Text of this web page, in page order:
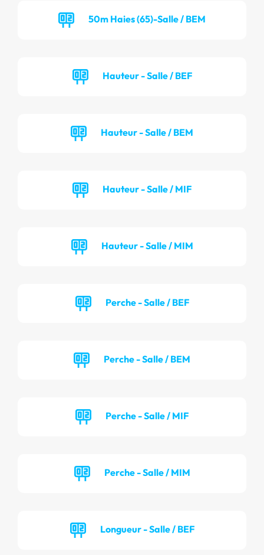
50m Haies (65)-Salle / BEM
Hauteur - Salle / BEF
Hauteur - Salle / BEM
Hauteur - Salle / MIF
Hauteur - Salle / MIM
Perche - Salle / BEF
Perche - Salle / BEM
Perche - Salle / MIF
Perche - Salle / MIM
Longueur - Salle / BEF